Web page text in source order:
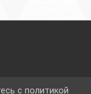
с политикой